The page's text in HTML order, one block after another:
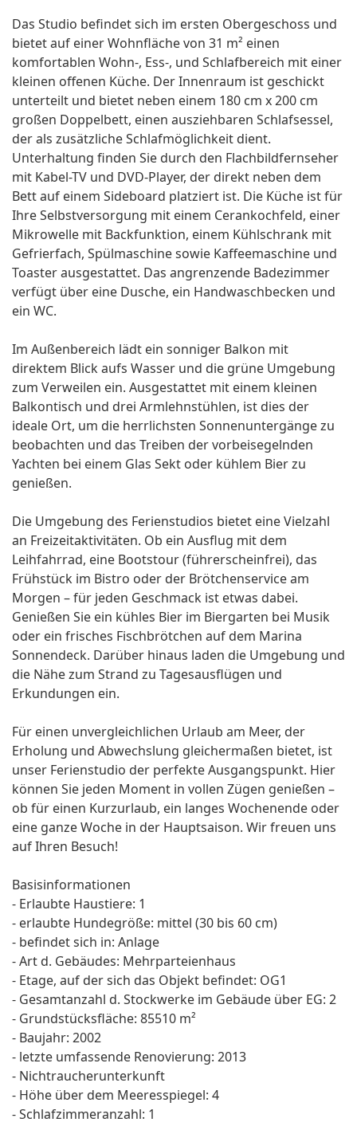
Das Studio befindet sich im ersten Obergeschoss und
bietet auf einer Wohnfläche von 31 m² einen
komfortablen Wohn-, Ess-, und Schlafbereich mit einer
kleinen offenen Küche. Der Innenraum ist geschickt
unterteilt und bietet neben einem 180 cm x 200 cm
großen Doppelbett, einen ausziehbaren Schlafsessel,
der als zusätzliche Schlafmöglichkeit dient.
Unterhaltung finden Sie durch den Flachbildfernseher
mit Kabel-TV und DVD-Player, der direkt neben dem
Bett auf einem Sideboard platziert ist. Die Küche ist für
Ihre Selbstversorgung mit einem Cerankochfeld, einer
Mikrowelle mit Backfunktion, einem Kühlschrank mit
Gefrierfach, Spülmaschine sowie Kaffeemaschine und
Toaster ausgestattet. Das angrenzende Badezimmer
verfügt über eine Dusche, ein Handwaschbecken und
ein WC.
Im Außenbereich lädt ein sonniger Balkon mit
direktem Blick aufs Wasser und die grüne Umgebung
zum Verweilen ein. Ausgestattet mit einem kleinen
Balkontisch und drei Armlehnstühlen, ist dies der
ideale Ort, um die herrlichsten Sonnenuntergänge zu
beobachten und das Treiben der vorbeisegelnden
Yachten bei einem Glas Sekt oder kühlem Bier zu
genießen.
Die Umgebung des Ferienstudios bietet eine Vielzahl
an Freizeitaktivitäten. Ob ein Ausflug mit dem
Leihfahrrad, eine Bootstour (führerscheinfrei), das
Frühstück im Bistro oder der Brötchenservice am
Morgen – für jeden Geschmack ist etwas dabei.
Genießen Sie ein kühles Bier im Biergarten bei Musik
oder ein frisches Fischbrötchen auf dem Marina
Sonnendeck. Darüber hinaus laden die Umgebung und
die Nähe zum Strand zu Tagesausflügen und
Erkundungen ein.
Für einen unvergleichlichen Urlaub am Meer, der
Erholung und Abwechslung gleichermaßen bietet, ist
unser Ferienstudio der perfekte Ausgangspunkt. Hier
können Sie jeden Moment in vollen Zügen genießen –
ob für einen Kurzurlaub, ein langes Wochenende oder
eine ganze Woche in der Hauptsaison. Wir freuen uns
auf Ihren Besuch!
Basisinformationen
- Erlaubte Haustiere: 1
- erlaubte Hundegröße: mittel (30 bis 60 cm)
- befindet sich in: Anlage
- Art d. Gebäudes: Mehrparteienhaus
- Etage, auf der sich das Objekt befindet: OG1
- Gesamtanzahl d. Stockwerke im Gebäude über EG: 2
- Grundstücksfläche: 85510 m²
- Baujahr: 2002
- letzte umfassende Renovierung: 2013
- Nichtraucherunterkunft
- Höhe über dem Meeresspiegel: 4
- Schlafzimmeranzahl: 1